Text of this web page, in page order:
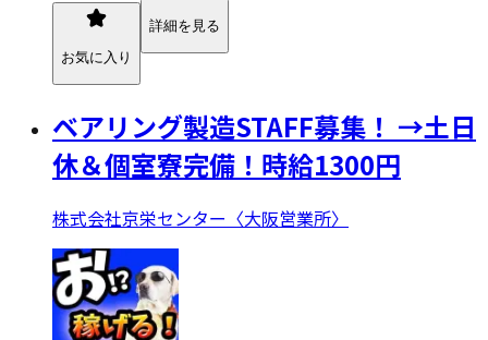
お気に入り
詳細を見る
ベアリング製造STAFF募集！ →土日
休＆個室寮完備！時給1300円
株式会社京栄センター〈大阪営業所〉